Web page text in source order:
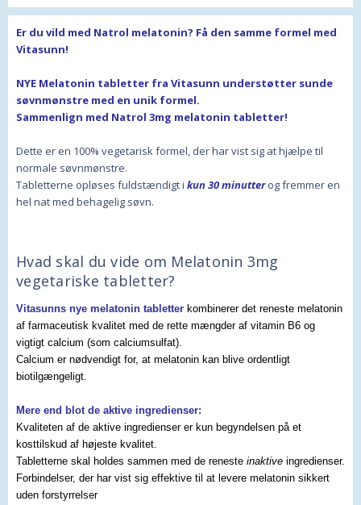
Er du vild med Natrol melatonin? Få den samme formel med
Vitasunn!
NYE Melatonin tabletter fra Vitasunn understøtter sunde
søvnmønstre med en unik formel.
Sammenlign med Natrol 3mg melatonin tabletter!
Dette er en 100% vegetarisk formel, der har vist sig at hjælpe til
normale søvnmønstre.
Tabletterne opløses fuldstændigt i kun 30 minutterog fremmer en
hel nat med behagelig søvn.
Hvad skal du vide om Melatonin 3mg
vegetariske tabletter?
Vitasunns nye melatonin tabletter kombinerer det reneste melatonin
af farmaceutisk kvalitet med de rette mængder af vitamin B6 og
vigtigt calcium (som calciumsulfat).
Calcium er nødvendigt for, at melatonin kan blive ordentligt
biotilgængeligt.
Mere end blot de aktive ingredienser:
Kvaliteten af de aktive ingredienser er kun begyndelsen på et
kosttilskud af højeste kvalitet.
Tabletterne skal holdes sammen med de reneste inaktive ingredienser.
Forbindelser, der har vist sig effektive til at levere melatonin sikkert
uden forstyrrelser